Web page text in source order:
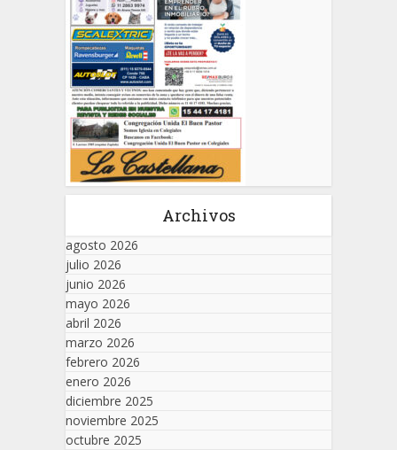
Archivos
agosto 2026
julio 2026
junio 2026
mayo 2026
abril 2026
marzo 2026
febrero 2026
enero 2026
diciembre 2025
noviembre 2025
octubre 2025